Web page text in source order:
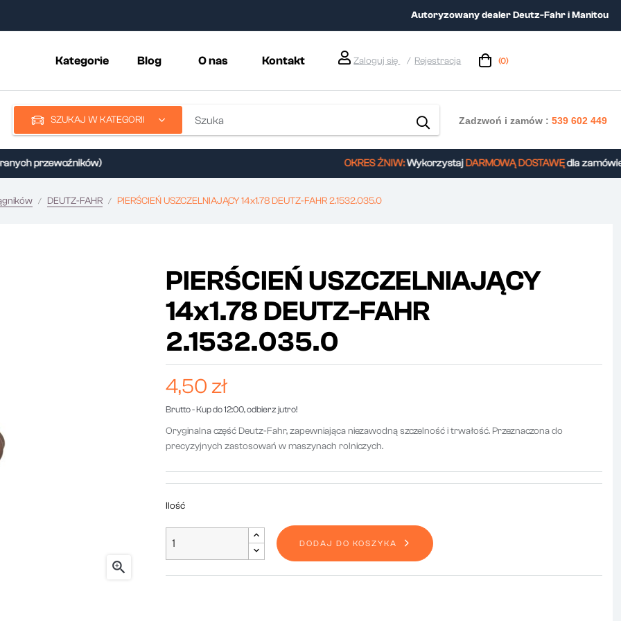
Autoryzowany dealer Deutz-Fahr i Manitou
Kategorie Blog O nas Kontakt Zaloguj się Rejestracja (0)
SZUKAJ W KATEGORII Zadzwoń i zamów :539 602 449
przewoźników) OKRES ŻNIW:WykorzystajDARMOWĄ DOSTAWĘdla zamówień
DEUTZ-FAHR PIERŚCIEŃ USZCZELNIAJĄCY 14x1.78 DEUTZ-FAHR 2.1532.035.0

PIERŚCIEŃ USZCZELNIAJĄCY
14x1.78 DEUTZ-FAHR
2.1532.035.0
4,50 zł
Brutto- Kup do 12:00, odbierz jutro!
Oryginalna część Deutz-Fahr, zapewniająca niezawodną szczelność i trwałość. Przeznaczona do
precyzyjnych zastosowań w maszynach rolniczych.
Ilość
DODAJ DO KOSZYKA